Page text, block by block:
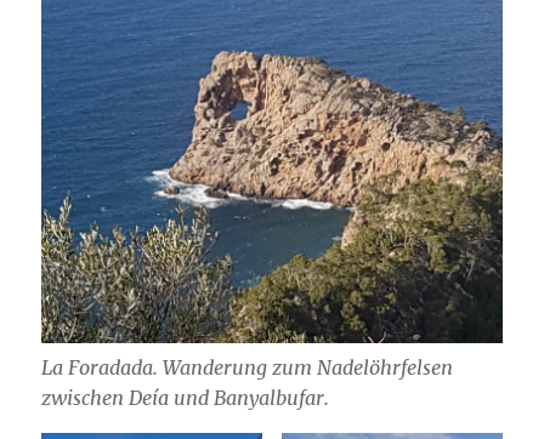
La Foradada. Wanderung zum Nadelöhrfelsen
zwischen Deía und Banyalbufar.